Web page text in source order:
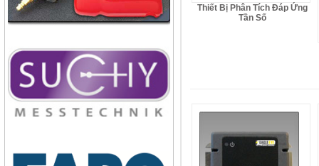
Thiết Bị Phân Tích Đáp Ứng
Tần Số